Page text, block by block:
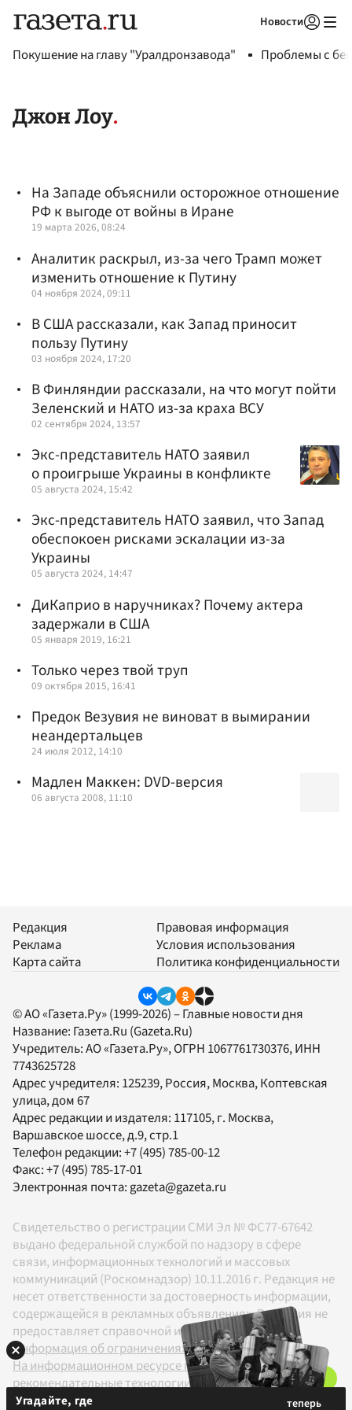
Новости
Покушение на главу "Уралдронзавода" Проблемы с
Джон Лоу
На Западе объяснили осторожное отношение
РФ к выгоде от войны в Иране
19 марта 2026, 08:24
Аналитик раскрыл, из-за чего Трамп может
изменить отношение к Путину
04 ноября 2024, 09:11
В США рассказали, как Запад приносит
пользу Путину
03 ноября 2024, 17:20
В Финляндии рассказали, на что могут пойти
Зеленский и НАТО из-за краха ВСУ
02 сентября 2024, 13:57
Экс-представитель НАТО заявил
о проигрыше Украины в конфликте
05 августа 2024, 15:42
Экс-представитель НАТО заявил, что Запад
обеспокоен рисками эскалации из-за
Украины
05 августа 2024, 14:47
ДиКаприо в наручниках? Почему актера
задержали в США
05 января 2019, 16:21
Только через твой труп
09 октября 2015, 16:41
Предок Везувия не виноват в вымирании
неандертальцев
24 июля 2012, 14:10
Мадлен Маккен: DVD-версия
06 августа 2008, 11:10
Редакция
Реклама
Карта сайта
Правовая информация
Условия использования
Политика конфиденциальности
© АО «Газета.Ру» (1999-2026) – Главные новости дня
Название: Газета.Ru (Gazeta.Ru)
Учредитель:АО «Газета.Ру», ОГРН 1067761730376, ИНН
7743625728
Адрес учредителя: 125239, Россия, Москва, Коптевская
улица, дом 67
Адрес редакции и издателя: 117105, г. Москва,
Варшавское шоссе, д.9, стр.1
Телефон редакции:+7 (495) 785-00-12
Факс:+7 (495) 785-17-01
Электронная почта:gazeta@gazeta.ru
Свидетельство о регистрации СМИ Эл № ФС77-67642
выдано федеральной службой по надзору в сфере
связи, информационных технологий и массовых
коммуникаций (Роскомнадзор) 10.11.2016 г. Редакция не
несет ответственности за достоверность информации,
содержащейся в рекламных объявлениях. Редакция не
предоставляет справочной информации.
Информация об ограничениях
На информационном ресурсе применяются
рекомендательные технологии в соответствии с
Правилами
Угадайте, где